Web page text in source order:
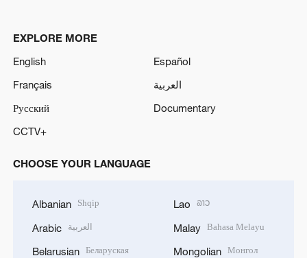
EXPLORE MORE
English
Español
Français
العربية
Русский
Documentary
CCTV+
CHOOSE YOUR LANGUAGE
Albanian Shqip
Arabic العربية
Belarusian Беларуская
Lao ລາວ
Malay Bahasa Melayu
Mongolian Монгол